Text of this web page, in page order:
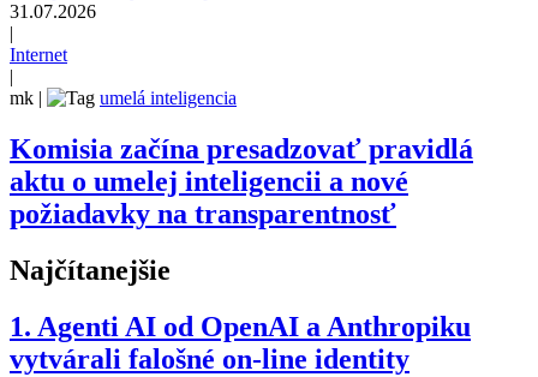
31.07.2026
|
Internet
|
mk | umelá inteligencia
Komisia začína presadzovať pravidlá
aktu o umelej inteligencii a nové
požiadavky na transparentnosť
Najčítanejšie
1. Agenti AI od OpenAI a Anthropiku
vytvárali falošné on-line identity